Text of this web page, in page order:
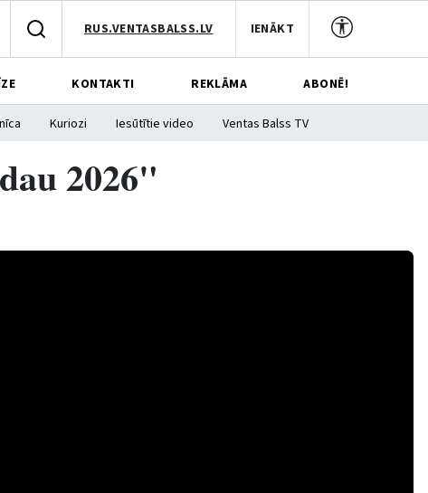
RUS.VENTASBALSS.LV IENĀKT
KONTAKTI REKLĀMA ABONĒ!
Kuriozi Iesūtītie video Ventas Balss TV
2026"